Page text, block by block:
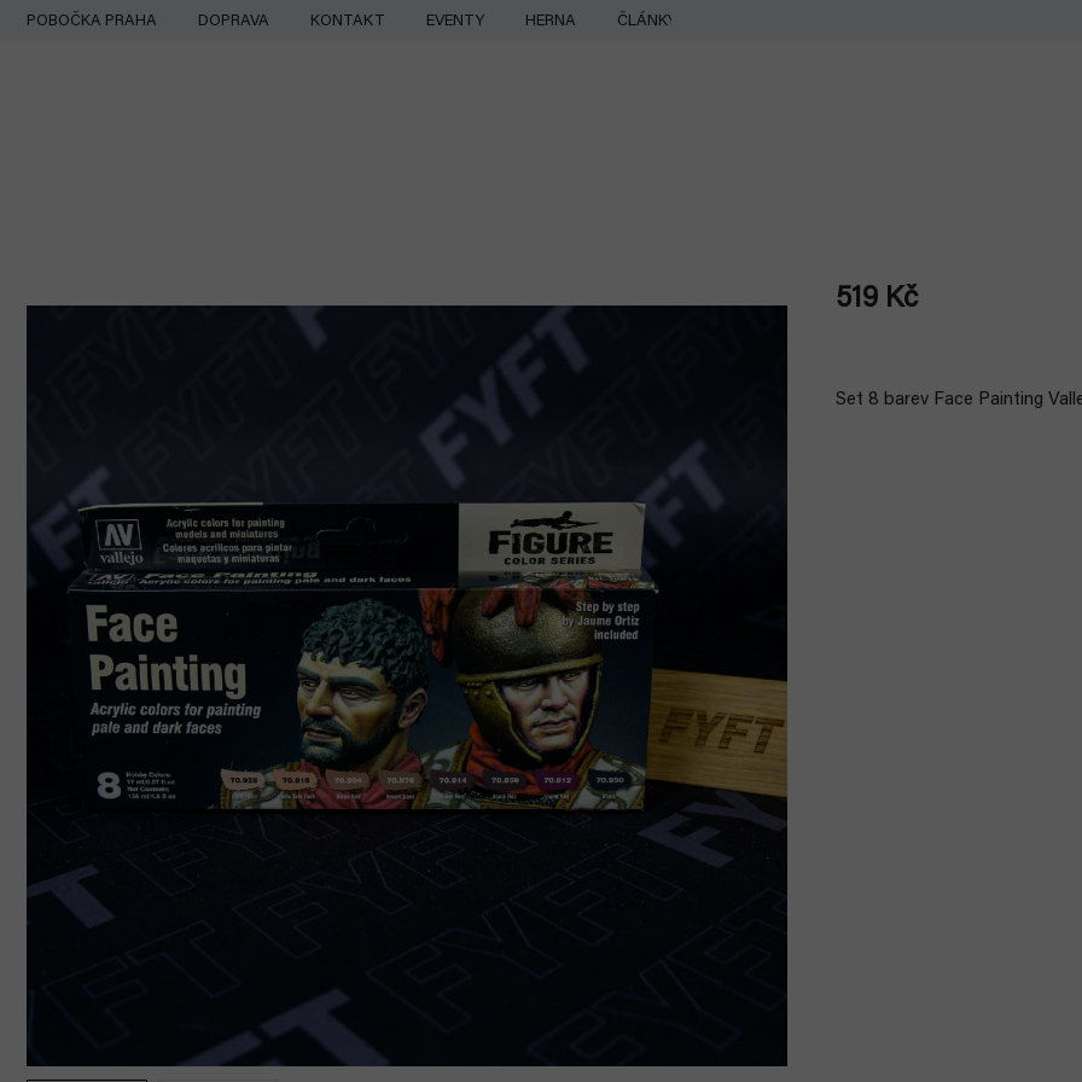
Přejít
POBOČKA PRAHA DOPRAVA KONTAKT EVENTY HERNA ČLÁNKY
519 Kč
Set 8 barev Face Painting